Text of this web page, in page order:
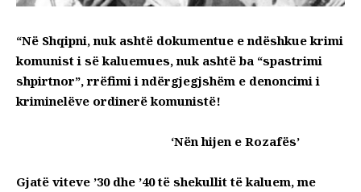
“Në Shqipni, nuk ashtë dokumentue e ndëshkue krimi
komunist i së kaluemues, nuk ashtë ba “spastrimi
shpirtnor”, rrëfimi i ndërgjegjshëm e denoncimi i
kriminelëve ordinerë komunistë!
‘Nën hijen e Rozafës’
Gjatë viteve ’30 dhe ’40 të shekullit të kaluem, me